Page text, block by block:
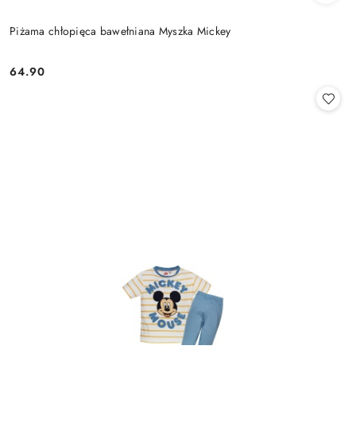
Piżama chłopięca bawełniana Myszka Mickey
Cena:
64.90